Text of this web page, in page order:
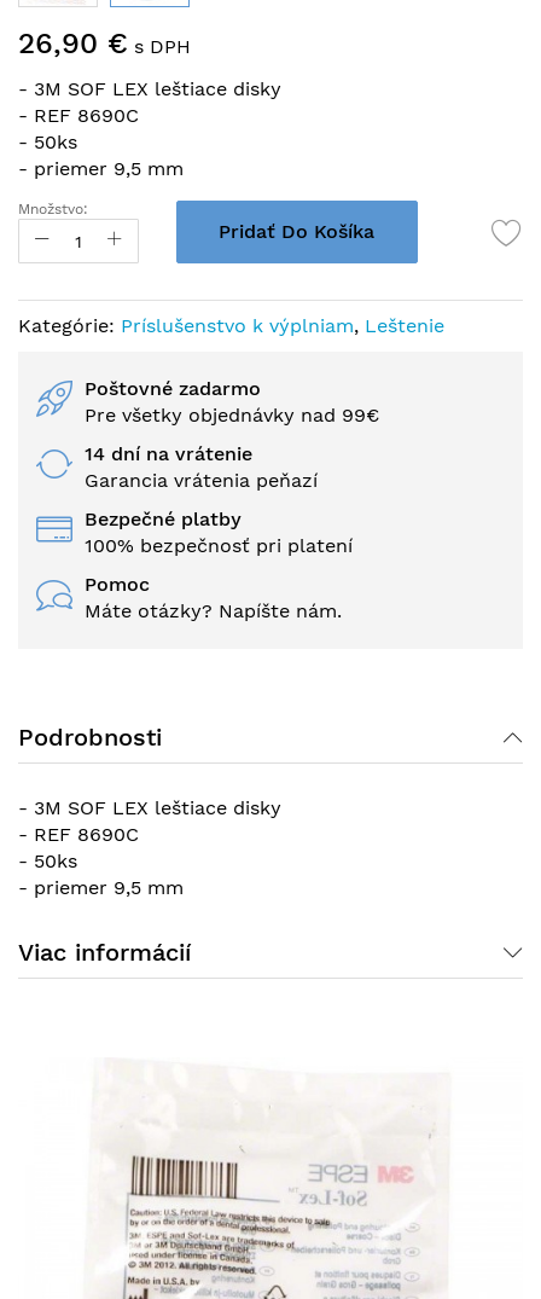
na
galérie
obrázkov
26,90 € s DPH
- 3M SOF LEX leštiace disky
- REF 8690C
- 50ks
- priemer 9,5 mm
Množstvo:
Pridať Do Košíka
Kategórie: Príslušenstvo k výplniam, Leštenie
Poštovné zadarmo
Pre všetky objednávky nad 99€
14 dní na vrátenie
Garancia vrátenia peňazí
Bezpečné platby
100% bezpečnosť pri platení
Pomoc
Máte otázky? Napíšte nám.
Podrobnosti
- 3M SOF LEX leštiace disky
- REF 8690C
- 50ks
- priemer 9,5 mm
Viac informácií